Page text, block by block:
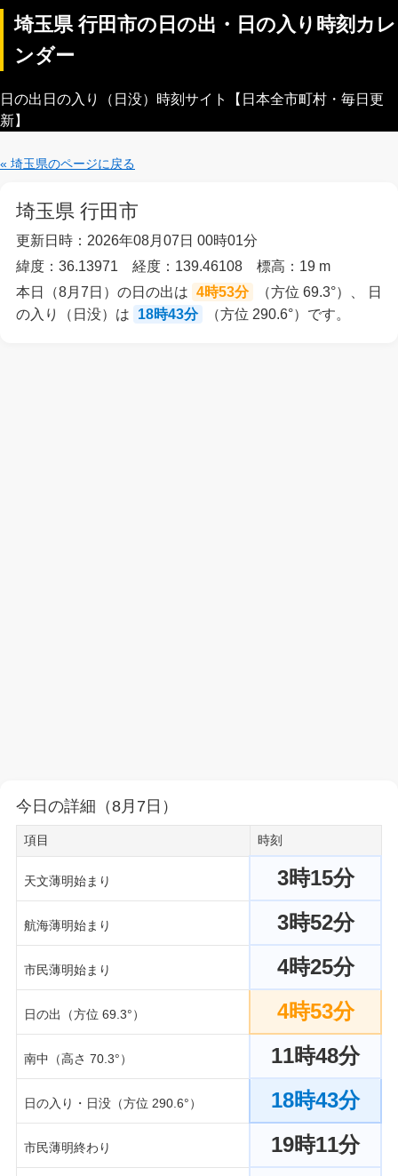
埼玉県 行田市の日の出・日の入り時刻カレ
ンダー
日の出日の入り（日没）時刻サイト【日本全市町村・毎日更
新】
« 埼玉県のページに戻る
埼玉県 行田市
更新日時：2026年08月07日 00時01分
緯度：36.13971 経度：139.46108 標高：19 m
本日（8月7日）の日の出は 4時53分
（方位 69.3°）、 日
の入り（日没）は
18時43分 （方位 290.6°）です。
今日の詳細（8月7日）
項目 時刻
天文薄明始まり 3時15分
航海薄明始まり 3時52分
市民薄明始まり 4時25分
日の出（方位 69.3°） 4時53分
南中（高さ 70.3°） 11時48分
日の入り・日没（方位 290.6°） 18時43分
市民薄明終わり 19時11分